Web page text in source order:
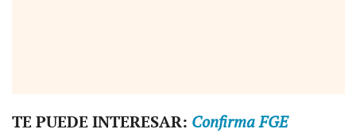
TE PUEDE INTERESAR: Confirma FGE